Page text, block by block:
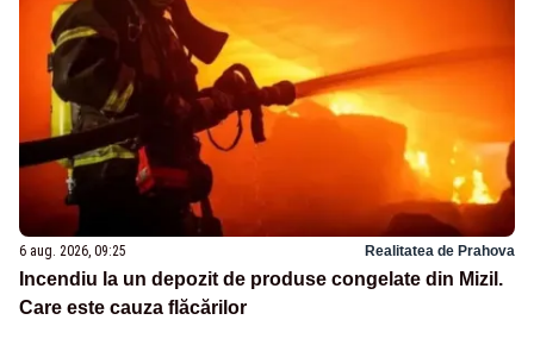
6 aug. 2026, 09:25 Realitatea de Prahova
Incendiu la un depozit de produse congelate din Mizil.
Care este cauza flăcărilor